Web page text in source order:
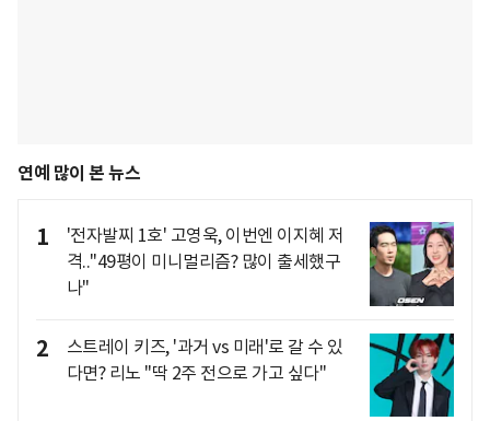
연예 많이 본 뉴스
1
'전자발찌 1호' 고영욱, 이번엔 이지혜 저
격.."49평이 미니멀리즘? 많이 출세했구
나"
2
스트레이 키즈, '과거 vs 미래'로 갈 수 있
다면? 리노 "딱 2주 전으로 가고 싶다"